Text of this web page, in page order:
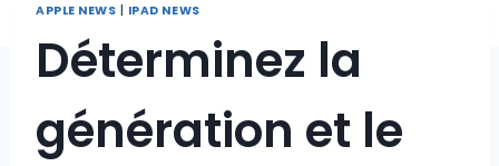
APPLE NEWS | IPAD NEWS
Déterminez la
génération et le